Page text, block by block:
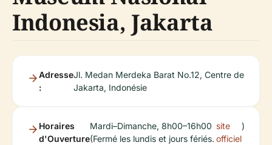
Indonesia, Jakarta
Adresse
:
Jl. Medan Merdeka Barat No.12, Centre de
Jakarta, Indonésie
Horaires
d'Ouverture
Mardi–Dimanche, 8h00–16h00
(Fermé les lundis et jours fériés.
site
officiel
)